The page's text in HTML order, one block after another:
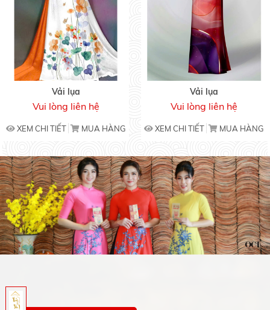
Vải lụa
Vui lòng liên hệ
XEM CHI TIẾT MUA HÀNG
Vải lụa
Vui lòng liên hệ
XEM CHI TIẾT MUA HÀNG